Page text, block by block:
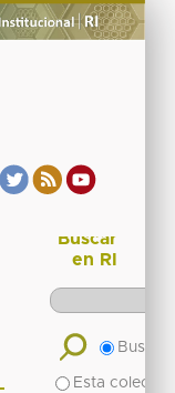
Buscar
en RI
Buscar
Esta